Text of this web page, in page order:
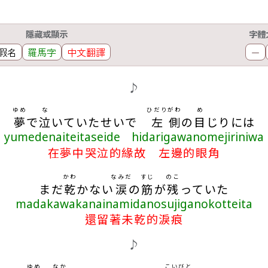
隱藏或顯示
名 羅馬字 中文翻譯
字
－
♪
夢
ゆめ
で泣
な
いていたせいで 左
ひだり
側
がわ
の 目
め
じりには
yumedenaiteitaseide hidarigawanomejiriniwa
在夢中哭泣的緣故 左邊的眼角
まだ乾
かわ
かない涙
なみだ
の筋
すじ
が残
のこ
っていた
madakawakanainamidanosujiganokotteita
還留著未乾的淚痕
♪
ゆめ なか こいびと